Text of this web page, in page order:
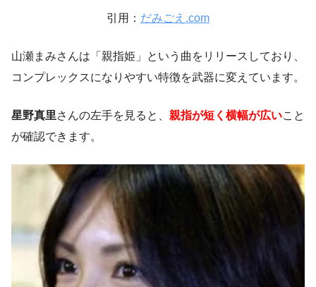
引用： だみごえ.com
山瀬まみさんは「親指姫」という曲をリリースしており、
コンプレックスになりやすい特徴を武器に変えています。
星野真里さんの左手を見ると、 親指が短く横幅が広いこと
が確認できます。